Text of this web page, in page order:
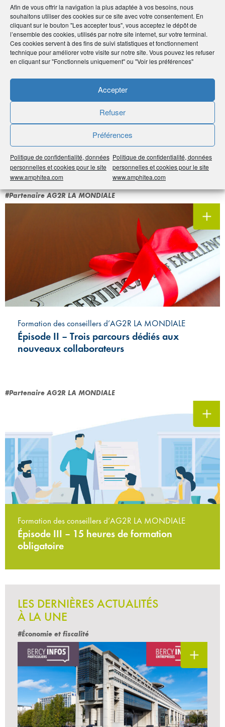
Afin de vous offrir la navigation la plus adaptée à vos besoins, nous
souhaitons utiliser des cookies sur ce site avec votre consentement. En
cliquant sur le bouton "Les accepter tous", vous acceptez le dépôt de
l’ensemble des cookies, utilisés par notre site internet, sur votre terminal.
Ces cookies servent à des fins de suivi statistiques et fonctionnement
technique pour améliorer votre visite sur notre site. Vous pouvez les refuser
en cliquant sur "Fonctionnels uniquement" ou "Voir les préférences"
Accepter
Refuser
Préférences
Politique de confidentialité, données
personnelles et cookies pour le site
www.amphitea.com
Politique de confidentialité, données
personnelles et cookies pour le site
www.amphitea.com
Par :humancom
Publié le :13 novembre 2020
Noter 5/5 2votes
Imprimer
Partager
À voir surle même
sujet
#Partenaire AG2R LA MONDIALE
Formation des conseillers d’AG2R LA MONDIALE
Épisode II – Trois parcours dédiés aux
nouveaux collaborateurs
#Partenaire AG2R LA MONDIALE
Formation des conseillers d’AG2R LA MONDIALE
Épisode III – 15 heures de formation
obligatoire
LES DERNIÈRES ACTUALITÉS
À LA UNE
#Économie et fiscalité